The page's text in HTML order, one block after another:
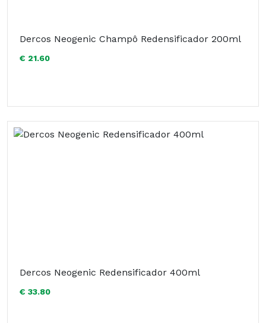
Dercos Neogenic Champô Redensificador 200ml
€ 21.60
Dercos Neogenic Redensificador 400ml
€ 33.80